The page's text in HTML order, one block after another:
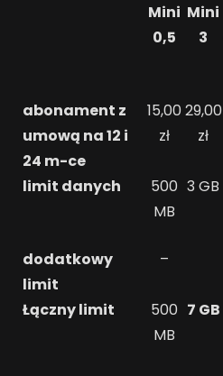
Mini
0,5
Mini
3
abonament z
umową na 12 i
24 m-ce
15,00
zł
29,00
zł
limit danych
500
MB
3 GB
dodatkowy
limit
–
Łączny limit
500
MB
7 GB